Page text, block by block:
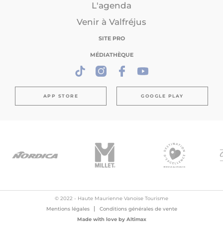
L'agenda
Venir à Valfréjus
SITE PRO
MÉDIATHÈQUE
APP STORE GOOGLE PLAY
© 2022 - Haute Maurienne Vanoise Tourisme
Mentions légales
Conditions générales de vente
Made with love by Altimax